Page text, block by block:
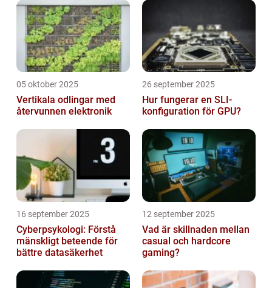
05 oktober 2025
Vertikala odlingar med
återvunnen elektronik
26 september 2025
Hur fungerar en SLI-
konfiguration för GPU?
16 september 2025
Cyberpsykologi: Förstå
mänskligt beteende för
bättre datasäkerhet
12 september 2025
Vad är skillnaden mellan
casual och hardcore
gaming?